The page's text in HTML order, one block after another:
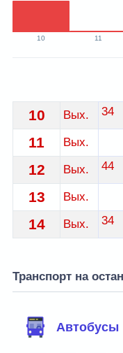
10 11
Расписание 19
10 Вых. 34
11 Вых.
12 Вых. 44
13 Вых.
14 Вых. 34
Транспорт на
Автобусы